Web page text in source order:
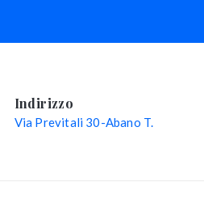
Indirizzo
Via Previtali 30-Abano T.